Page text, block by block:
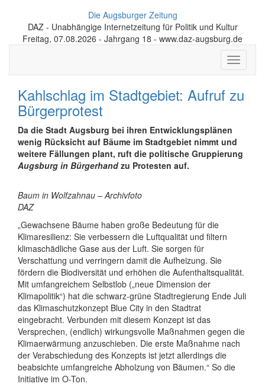
Die Augsburger Zeitung
DAZ - Unabhängige Internetzeitung für Politik und Kultur
Freitag, 07.08.2026 - Jahrgang 18 - www.daz-augsburg.de
Toggle
Kahlschlag im Stadtgebiet: Aufruf zu
Bürgerprotest
Da die Stadt Augsburg bei ihren Entwicklungsplänen
wenig Rücksicht auf Bäume im Stadtgebiet nimmt und
weitere Fällungen plant, ruft die politische Gruppierung
Augsburg in Bürgerhandzu Protesten auf.
Baum in Wolfzahnau – Archivfoto
DAZ
„Gewachsene Bäume haben große Bedeutung für die
Klimaresilienz: Sie verbessern die Luftqualität und filtern
klimaschädliche Gase aus der Luft. Sie sorgen für
Verschattung und verringern damit die Aufheizung. Sie
fördern die Biodiversität und erhöhen die Aufenthaltsqualität.
Mit umfangreichem Selbstlob („neue Dimension der
Klimapolitik“) hat die schwarz-grüne Stadtregierung Ende Juli
das Klimaschutzkonzept Blue City in den Stadtrat
eingebracht. Verbunden mit diesem Konzept ist das
Versprechen, (endlich) wirkungsvolle Maßnahmen gegen die
Klimaerwärmung anzuschieben. Die erste Maßnahme nach
der Verabschiedung des Konzepts ist jetzt allerdings die
beabsichte umfangreiche Abholzung von Bäumen.“ So die
Initiative im O-Ton.